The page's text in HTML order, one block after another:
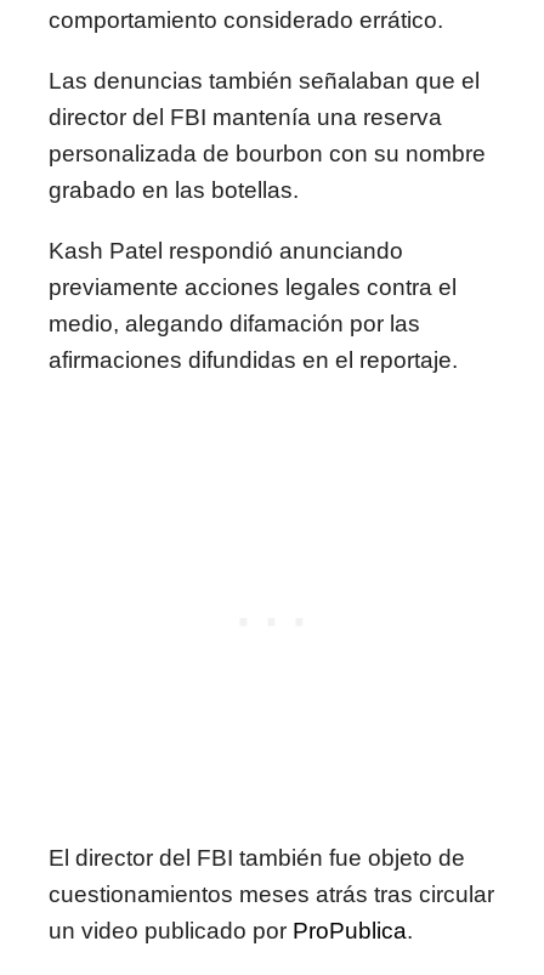
comportamiento considerado errático.
Las denuncias también señalaban que el
director del FBI mantenía una reserva
personalizada de bourbon con su nombre
grabado en las botellas.
Kash Patel respondió anunciando
previamente acciones legales contra el
medio, alegando difamación por las
afirmaciones difundidas en el reportaje.
El director del FBI también fue objeto de
cuestionamientos meses atrás tras circular
un video publicado por ProPublica.